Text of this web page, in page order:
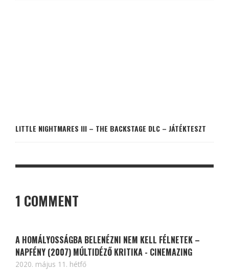
LITTLE NIGHTMARES III – THE BACKSTAGE DLC – JÁTÉKTESZT
1 COMMENT
A HOMÁLYOSSÁGBA BELENÉZNI NEM KELL FÉLNETEK –
NAPFÉNY (2007) MÚLTIDÉZŐ KRITIKA - CINEMAZING
2020. május 11. hétfő